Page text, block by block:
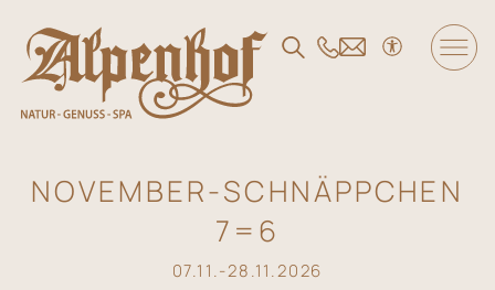
Der Alpenhof
Wohnen und Angebote
NOVEMBER-SCHNÄPPCHEN
7=6
07.11.-28.11.2026